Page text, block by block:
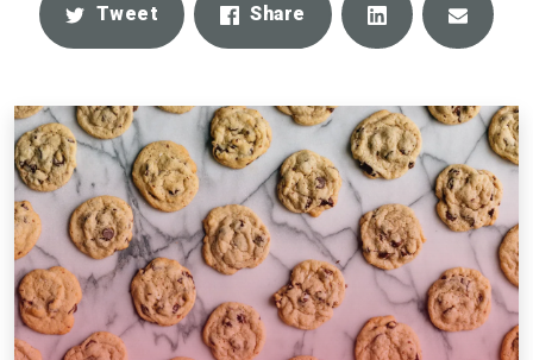
Tweet Share Share Email